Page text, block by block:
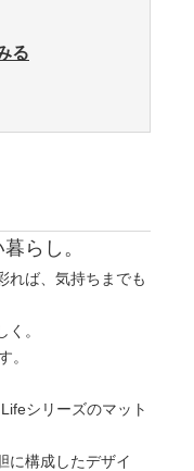
る
らし。
れば、気持ちまでも
。
。
シリーズのマット
に構成したデザイ